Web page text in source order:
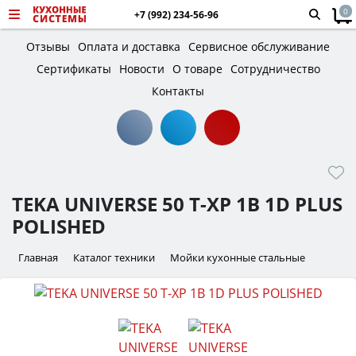
+7 (992) 234-56-96 0
Отзывы Оплата и доставка Сервисное обслуживание
Сертификаты
Новости О товаре Сотрудничество
Контакты
TEKA UNIVERSE 50 T-XP 1B 1D PLUS
POLISHED
Главная Каталог техники Мойки кухонные стальные